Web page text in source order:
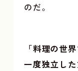
のだ。
「料理の世
一度独立し